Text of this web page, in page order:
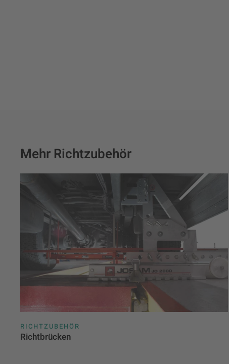
Mehr Richtzubehör
RICHTZUBEHÖR
Richtbrücken